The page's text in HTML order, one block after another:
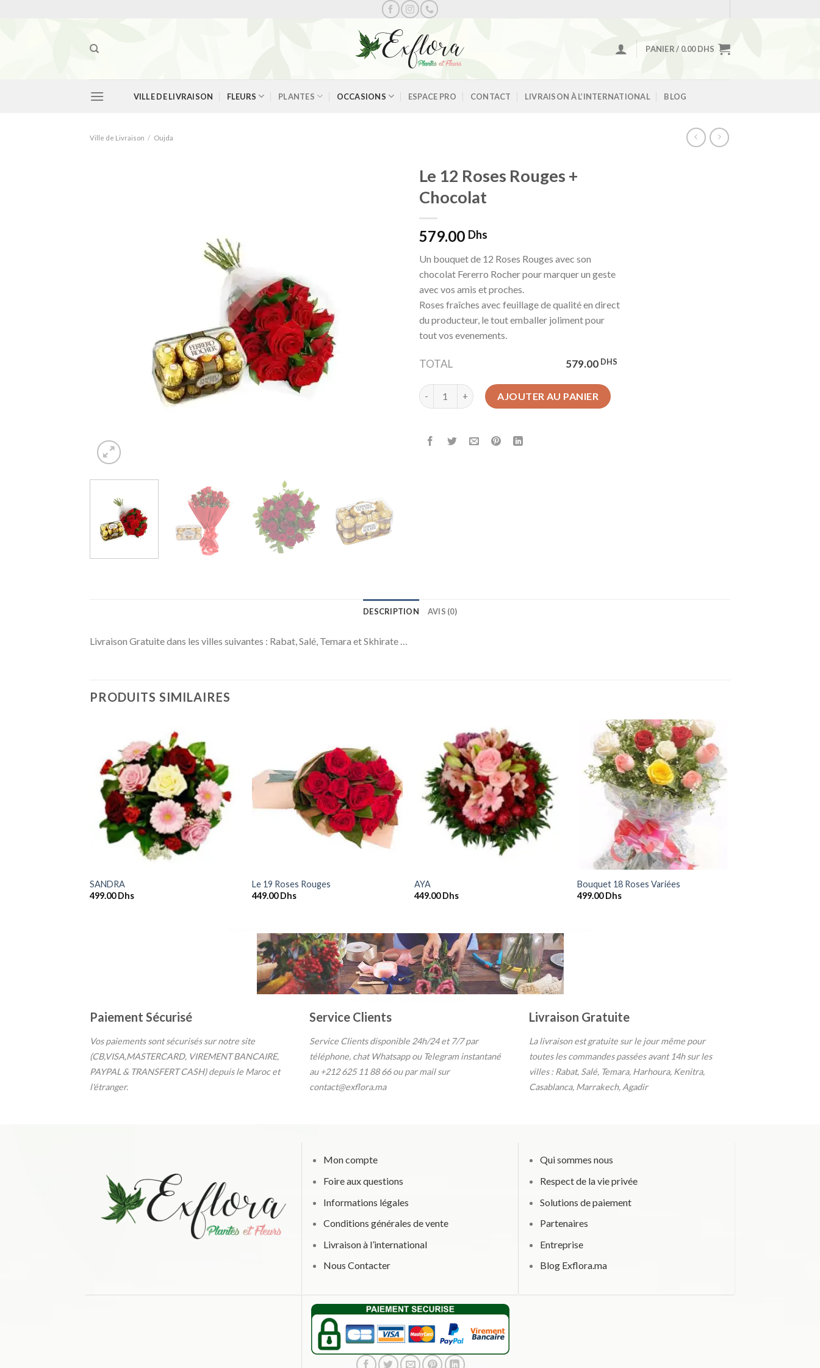
PANIER / 0.00DHS
VILLE DE LIVRAISON FLEURS PLANTES OCCASIONS ESPACE PRO CONTACT LIVRAISON À L’INTERNATIONAL BLOG
Ville de Livraison / Oujda
Le 12 Roses Rouges +
Chocolat
579.00 Dhs
Un bouquet de 12 Roses Rouges avec son
chocolat Fererro Rocher pour marquer un geste
avec vos amis et proches.
Roses fraîches avec feuillage de qualité en direct
du producteur, le tout emballer joliment pour
tout vos evenements.
TOTAL 579.00 DHS
quantité de Le 12 Roses Rouges + Chocolat
AJOUTER AU PANIER
DESCRIPTION AVIS (0)
Livraison Gratuite dans les villes suivantes : Rabat, Salé, Temara et Skhirate …
PRODUITS SIMILAIRES
Ajouter
à la
wishlist
SANDRA
499.00Dhs
Ajouter
à la
wishlist
Le 19 Roses Rouges
449.00Dhs
Ajouter
à la
wishlist
AYA
449.00Dhs
Ajouter
à la
wishlist
Bouquet 18 Roses Variées
499.00Dhs
Paiement Sécurisé
Vos paiements sont sécurisés sur notre site
(CB,VISA,MASTERCARD, VIREMENT BANCAIRE,
PAYPAL & TRANSFERT CASH) depuis le Maroc et
l'étranger.
Service Clients
Service Clients disponible 24h/24 et 7/7par
téléphone, chat Whatsapp ou Telegram instantané
au +212 625 11 88 66 ou parmail sur
contact@exflora.ma
Livraison Gratuite
La livraison est gratuite sur le jour même pour
toutes les commandes passées avant 14h sur les
villes : Rabat, Salé, Temara, Harhoura, Kenitra,
Casablanca, Marrakech, Agadir
Mon compte
Foire aux questions
Informations légales
Conditions générales de vente
Livraison à l’international
Nous Contacter
Qui sommes nous
Respect de la vie privée
Solutions de paiement
Partenaires
Entreprise
Blog Exflora.ma